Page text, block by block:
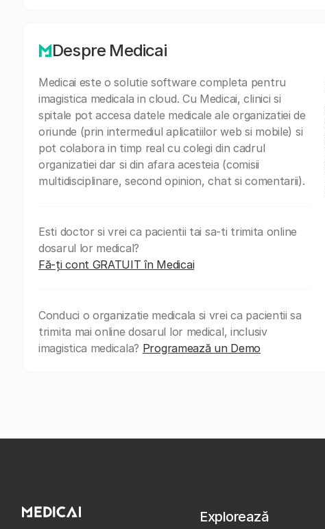
Despre Medicai
Medicai este o solutie software completa pentru
imagistica medicala in cloud. Cu Medicai, clinici si
spitale pot accesa datele medicale ale organizatiei de
oriunde (prin intermediul aplicatiilor web si mobile) si
pot colabora in timp real cu colegi din cadrul
organizatiei dar si din afara acesteia (comisii
multidisciplinare, second opinion, chat si comentarii).
Esti doctor si vrei ca pacientii tai sa-ti trimita online
dosarul lor medical?
Fă-ți cont GRATUIT în Medicai
Conduci o organizatie medicala si vrei ca pacientii sa
trimita mai online dosarul lor medical, inclusiv
imagistica medicala? Programează un Demo
Explorează